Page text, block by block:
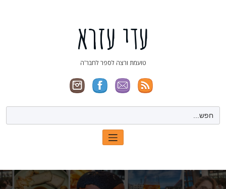
עדי עזרא
טועמת ורצה לספר לחבר'ה
Search
for: